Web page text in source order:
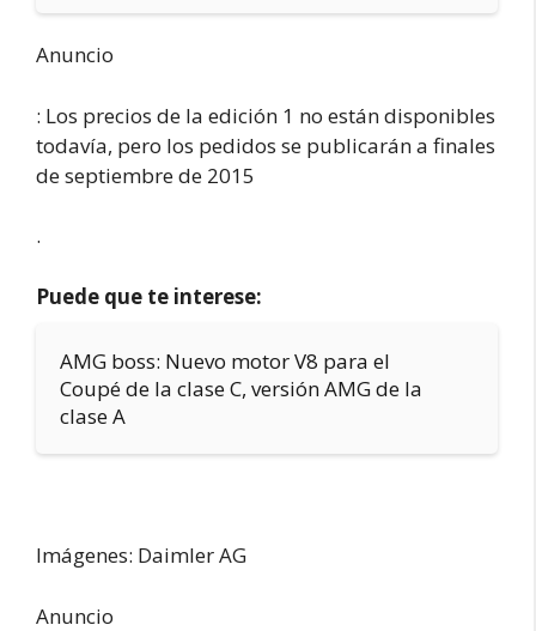
Anuncio
: Los precios de la edición 1 no están disponibles
todavía, pero los pedidos se publicarán a finales
de septiembre de 2015
.
Puede que te interese:
AMG boss: Nuevo motor V8 para el
Coupé de la clase C, versión AMG de la
clase A
Imágenes: Daimler AG
Anuncio